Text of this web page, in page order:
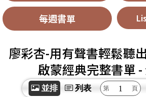
每週書單
廖彩杏-用有聲書輕鬆聽
啟蒙經典完整書單
並排 列表